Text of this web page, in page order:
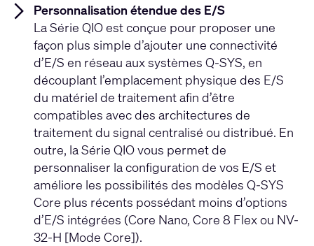
Personnalisation étendue des E/S
La Série QIO est conçue pour proposer une
façon plus simple d’ajouter une connectivité
d’E/S en réseau aux systèmes Q-SYS, en
découplant l’emplacement physique des E/S
du matériel de traitement afin d’être
compatibles avec des architectures de
traitement du signal centralisé ou distribué. En
outre, la Série QIO vous permet de
personnaliser la configuration de vos E/S et
améliore les possibilités des modèles Q-SYS
Core plus récents possédant moins d’options
d’E/S intégrées (Core Nano, Core 8 Flex ou NV-
32-H [Mode Core]).